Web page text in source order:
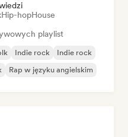
Hip-hopHouse
playlist
Indie rock
Indie rock
Rap w języku angielskim